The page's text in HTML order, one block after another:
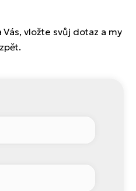
vložte svůj dotaz a my